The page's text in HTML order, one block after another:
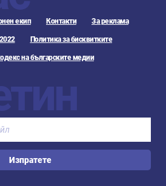
екип Контакти За реклама
Политика за бисквитките
на българските медии
Изпратете